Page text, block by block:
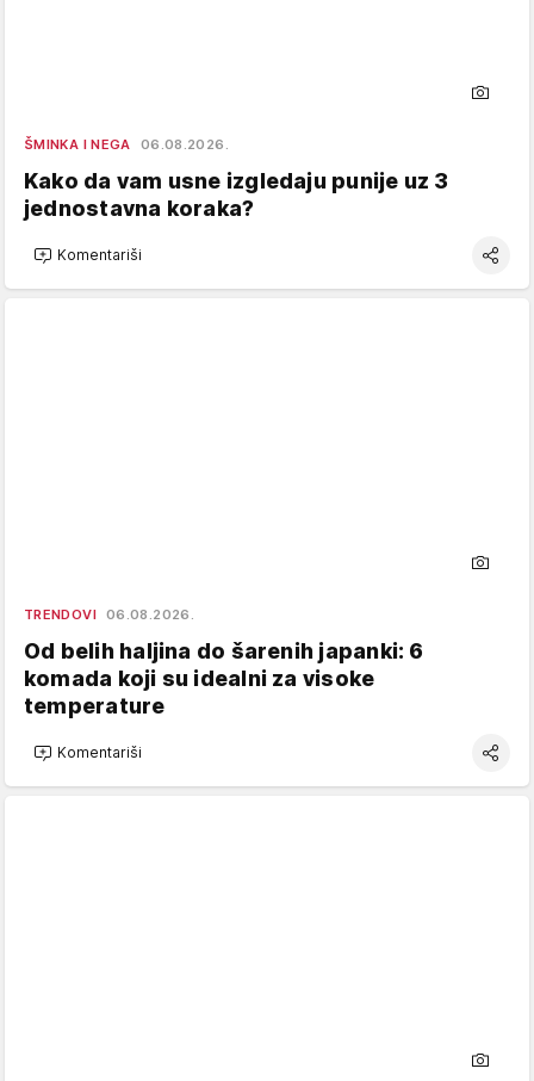
ŠMINKA I NEGA 06.08.2026.
Kako da vam usne izgledaju punije uz 3
jednostavna koraka?
Komentariši
TRENDOVI 06.08.2026.
Od belih haljina do šarenih japanki: 6
komada koji su idealni za visoke
temperature
Komentariši